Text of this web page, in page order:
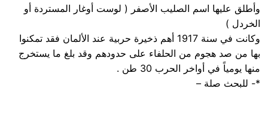
وأطلق عليها اسم الصليب الأصفر ( لوست أوغار المستردة أو
الخردل )
وكانت في سنة 1917 أهم ذخيرة حربية عند الألمان فقد تمكنوا
بها من صد هجوم من الحلفاء على حدودهم وقد بلغ ما يستخرج
منها يومياً في أواخر الحرب 30 طن .
*- للبحث صلة –